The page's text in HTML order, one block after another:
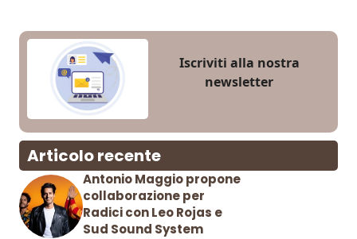
Iscriviti alla nostra
newsletter
Articolo recente
Antonio Maggio propone
collaborazione per
Radici con Leo Rojas e
Sud Sound System